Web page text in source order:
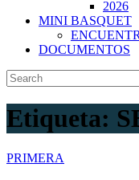
2026
MINI BASQUET
DOCUMENTOS
Etiqueta:
PRIMERA